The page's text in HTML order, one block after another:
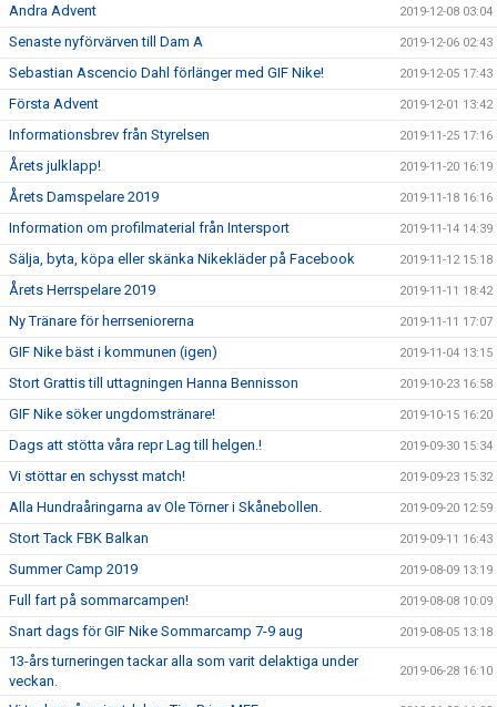
Andra Advent 2019-12-08 03:04
Senaste nyförvärven till Dam A 2019-12-06 02:43
Sebastian Ascencio Dahl förlänger med GIF Nike! 2019-12-05 17:43
Första Advent 2019-12-01 13:42
Informationsbrev från Styrelsen 2019-11-25 17:16
Årets julklapp! 2019-11-20 16:19
Årets Damspelare 2019 2019-11-18 16:16
Information om profilmaterial från Intersport 2019-11-14 14:39
Sälja, byta, köpa eller skänka Nikekläder på Facebook 2019-11-12 15:18
Årets Herrspelare 2019 2019-11-11 18:42
Ny Tränare för herrseniorerna 2019-11-11 17:07
GIF Nike bäst i kommunen (igen) 2019-11-04 13:15
Stort Grattis till uttagningen Hanna Bennisson 2019-10-23 16:58
GIF Nike söker ungdomstränare! 2019-10-15 16:20
Dags att stötta våra repr Lag till helgen.! 2019-09-30 15:34
Vi stöttar en schysst match! 2019-09-23 15:32
Alla Hundraåringarna av Ole Törner i Skånebollen. 2019-09-20 12:59
Stort Tack FBK Balkan 2019-09-11 16:43
Summer Camp 2019 2019-08-09 13:19
Full fart på sommarcampen! 2019-08-08 10:09
Snart dags för GIF Nike Sommarcamp 7-9 aug 2019-08-05 13:18
13-års turneringen tackar alla som varit delaktiga under
veckan.
2019-06-28 16:10